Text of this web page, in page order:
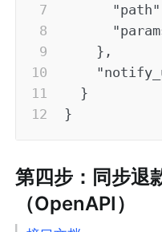
"path"
} ,
}
}
第四步：同步退
（OpenAPI）